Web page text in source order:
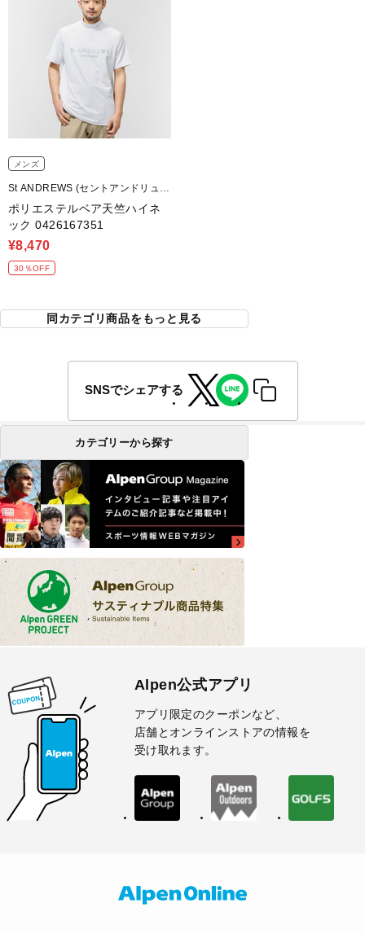
メンズ
St ANDREWS (セントアンドリュー
ス)
ポリエステルベア天竺ハイネ
ック 0426167351
¥8,470
30％OFF
同カテゴリ商品をもっと見る
SNSでシェアする
カテゴリーから探す
Alpen公式アプリ
アプリ限定のクーポンなど、
店舗とオンラインストアの情報を
受け取れます。